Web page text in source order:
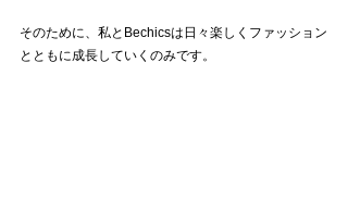
そのために、私とBechicsは日々楽しくファッション
とともに成長していくのみです。